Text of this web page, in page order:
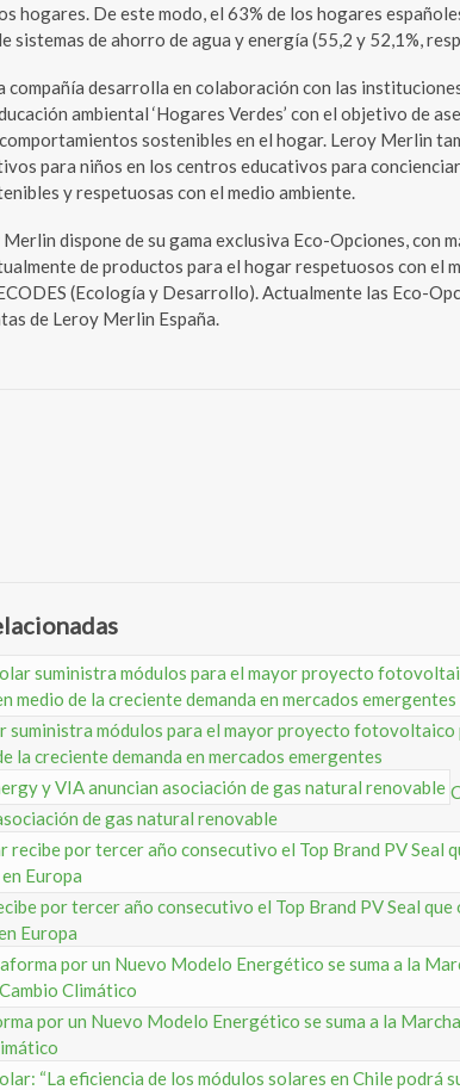
hogares. De este modo, el 63% de los hogares
sistemas de ahorro de agua y energía (55,2 y 52,1%,
compañía desarrolla en colaboración con las
ambiental ‘Hogares Verdes’ con el objetivo de
sostenibles en el hogar. Leroy Merlin
para niños en los centros educativos para
y respetuosas con el medio ambiente.
dispone de su gama exclusiva Eco-Opciones, con
de productos para el hogar respetuosos con el
(Ecología y Desarrollo). Actualmente las Eco-
de Leroy Merlin España.
suministra módulos para el mayor proyecto fotovoltaico
la creciente demanda en mercados emergentes
de gas natural renovable
por tercer año consecutivo el Top Brand PV Seal
Europa
por un Nuevo Modelo Energético se suma a la